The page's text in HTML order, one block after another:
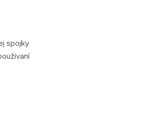
spojky